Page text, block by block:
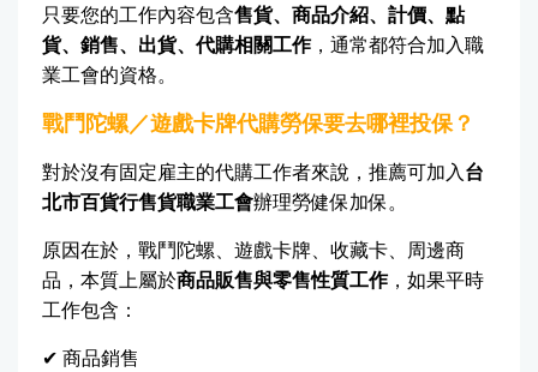
只要您的工作內容包含售貨、商品介紹、計價、點
貨、銷售、出貨、代購相關工作，通常都符合加入職
業工會的資格。
戰鬥陀螺／遊戲卡牌代購勞保要去哪裡投保？
對於沒有固定雇主的代購工作者來說，推薦可加入台
北市百貨行售貨職業工會辦理勞健保加保。
原因在於，戰鬥陀螺、遊戲卡牌、收藏卡、周邊商
品，本質上屬於商品販售與零售性質工作，如果平時
工作包含：
✔ 商品銷售